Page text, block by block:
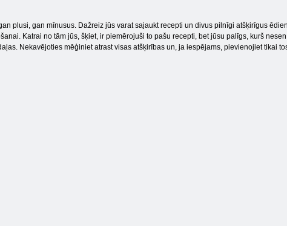
plusi, gan mīnusus. Dažreiz jūs varat sajaukt recepti un divus pilnīgi atšķirīgus
Katrai no tām jūs, šķiet, ir piemērojuši to pašu recepti, bet jūsu palīgs, kurš
Nekavējoties mēģiniet atrast visas atšķirības un, ja iespējams, pievienojiet tikai